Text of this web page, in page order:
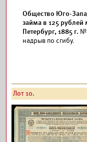
Общество Юго-
займа в 125 рублей
Петербург, 1885 г. №
надрыв по сгибу.
Лот 10.